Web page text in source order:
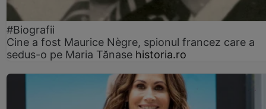
#Biografii
Cine a fost Maurice Nègre, spionul francez care a
sedus-o pe Maria Tănase historia.ro